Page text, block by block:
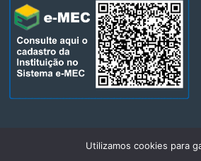
Utilizamos cookies para